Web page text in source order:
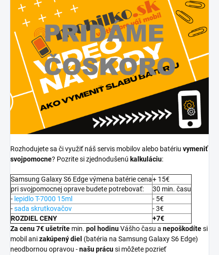
Rozhodujete sa či využiť náš servis mobilov alebo batériu vymeniť
svojpomocne? Pozrite si zjednodušenú kalkuláciu:
Samsung Galaxy S6 Edge výmena batérie cena+ 15€
pri svojpomocnej oprave budete potrebovať:
30 min. času
- lepidlo T-7000 15ml
- 5€
-sada skrutkovačov
- 3€
ROZDIEL CENY
+7€
Za cenu 7€ ušetríte min. pol hodinuVášho času a nepoškodítesi
mobil anizakúpený diel (batéria na Samsung Galaxy S6 Edge)
neodbornou opravou -našu prácusi môžete pozrieť